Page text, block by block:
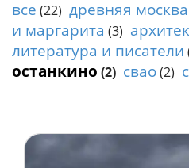
д
п
о
М
о
все (22) древняя москва
и маргарита (3)
литература и писатели
останкино (2) свао(2)